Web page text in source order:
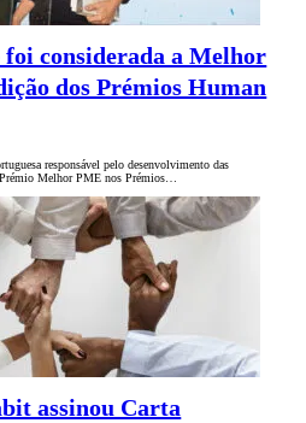
considerada a Melhor
dos Prémios Human
responsável pelo desenvolvimento das
Melhor PME nos Prémios…
assinou Carta